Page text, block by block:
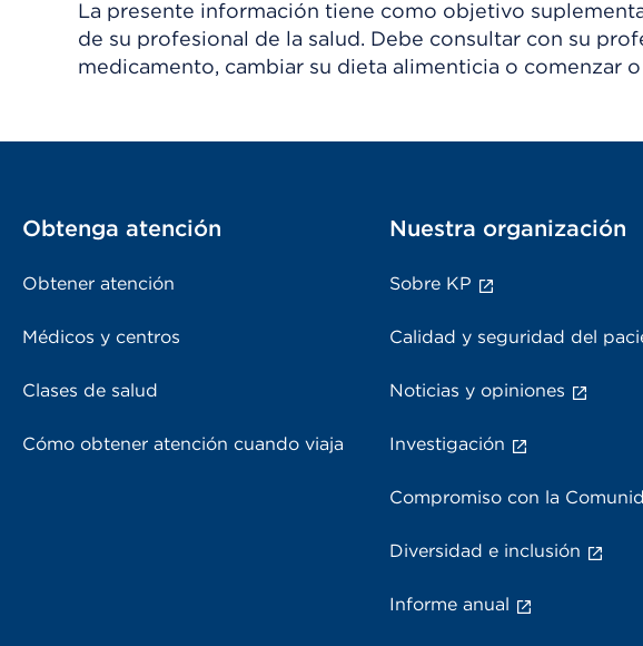
La presente información tiene como objetivo
de su profesional de la salud. Debe consultar con su
medicamento, cambiar su dieta alimenticia o comenzar
Obtenga atención
Obtener atención
Médicos y centros
Clases de salud
Cómo obtener atención cuando viaja
Nuestra organización
Sobre KP
Calidad y seguridad del
Noticias y opiniones
Investigación
Compromiso con la
Diversidad e inclusión
Informe anual